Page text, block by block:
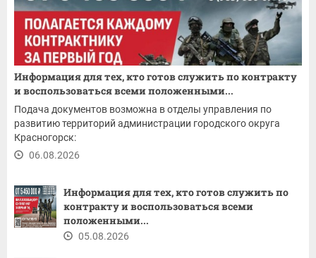
Информация для тех, кто готов служить по контракту
и воспользоваться всеми положенными...
Подача документов возможна в отделы управления по
развитию территорий администрации городского округа
Красногорск:
06.08.2026
Информация для тех, кто готов служить по
контракту и воспользоваться всеми
положенными...
05.08.2026